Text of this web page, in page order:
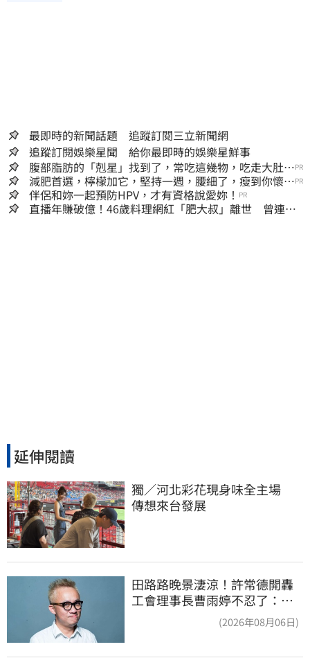
最即時的新聞話題 追蹤訂閱三立新聞網
追蹤訂閱娛樂星聞 給你最即時的娛樂星鮮事
腹部脂肪的「剋星」找到了，常吃這幾物，吃走大肚
囊，瘦出小蠻腰
PR
減肥首選，檸檬加它，堅持一週，腰細了，瘦到你懷疑
人生
PR
伴侶和妳一起預防HPV，才有資格說愛妳！ PR
直播年賺破億！46歲料理網紅「肥大叔」離世 曾連播
延伸閱讀
獨／河北彩花現身味全主場
傳想來台發展
田路路晚景淒涼！許常德開轟
工會理事長曹雨婷不忍了：別
(2026年08月06日)